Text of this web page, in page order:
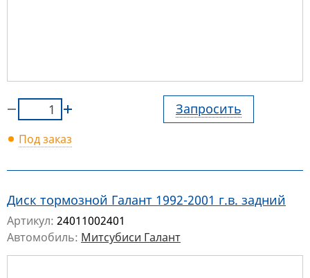
Запросить
Под заказ
Диск тормозной Галант 1992-2001 г.в. задний
Артикул: 24011002401
Автомобиль: Митсубиси Галант